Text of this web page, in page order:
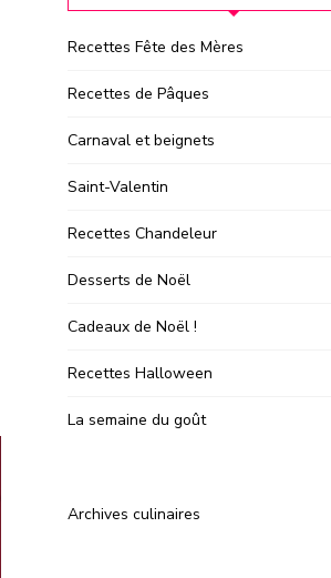
Recettes Fête des Mères
Recettes de Pâques
Carnaval et beignets
Saint-Valentin
Recettes Chandeleur
Desserts de Noël
Cadeaux de Noël !
Recettes Halloween
La semaine du goût
Archives culinaires